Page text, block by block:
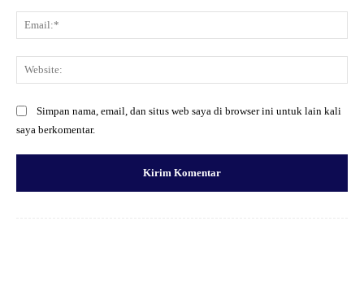
Simpan nama, email, dan situs web saya di browser ini untuk lain kali
saya berkomentar.